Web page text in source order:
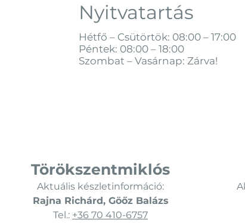
Nyitvatartás
Hétfő – Csütörtök: 08:00 – 17:00
Péntek: 08:00 – 18:00
Szombat – Vasárnap: Zárva!
Törökszentmiklós
Aktuális készletinformáció:
Rajna Richárd, Göőz Balázs
Tel.: +36 70 410-6757